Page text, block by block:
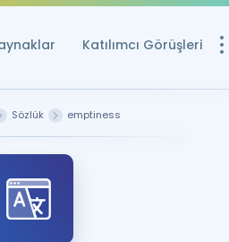
Katılımcı Görüşleri
Sözlük emptiness